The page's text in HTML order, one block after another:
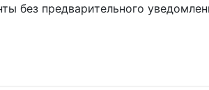
без предварительного